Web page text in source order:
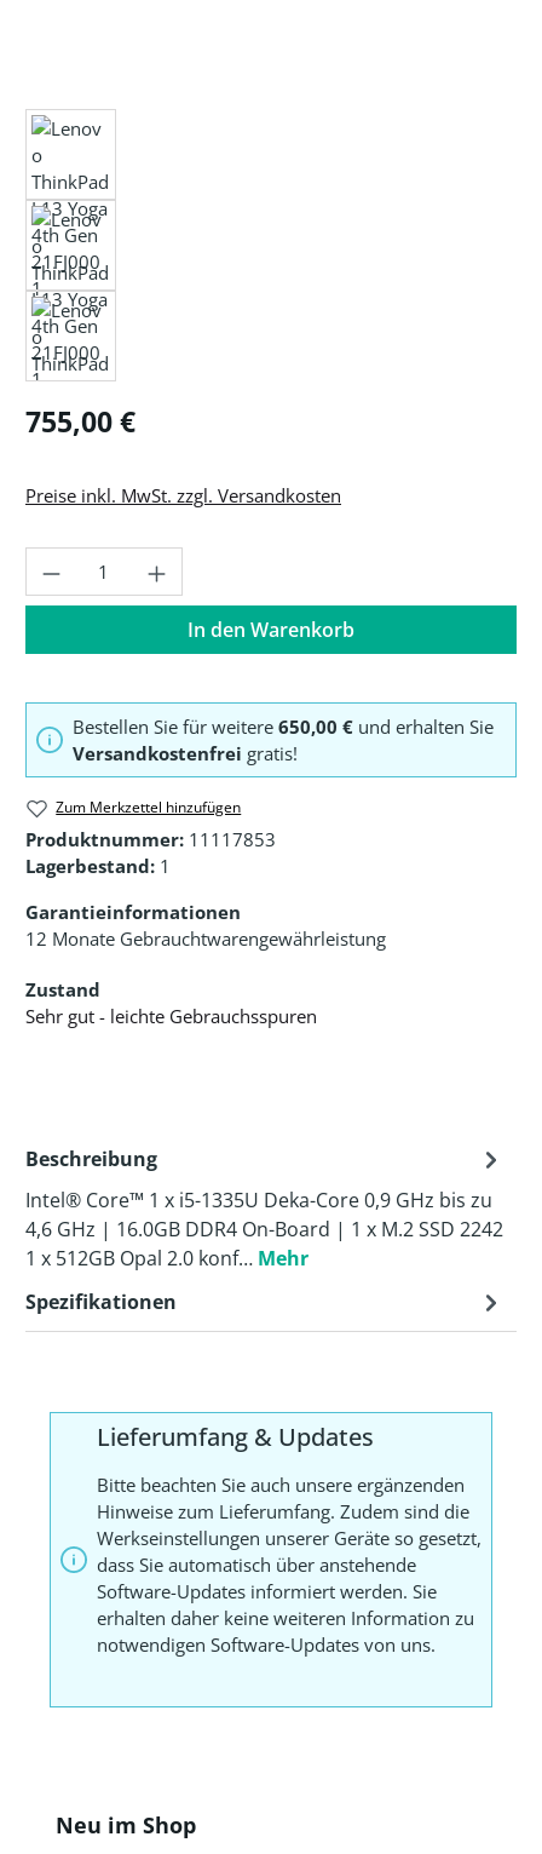
Regulärer Preis:
755,00 €
Preise inkl. MwSt. zzgl. Versandkosten
Produkt Anzahl: Gib den gewünschten
In den Warenkorb
Bestellen Sie für weitere 650,00 € und erhalten Sie
Versandkostenfrei gratis!
Zum Merkzettel hinzufügen
Produktnummer: 11117853
Lagerbestand: 1
Garantieinformationen
12 Monate Gebrauchtwarengewährleistung
Zustand
Sehr gut - leichte Gebrauchsspuren
Beschreibung
Intel® Core™ 1 x i5-1335U Deka-Core 0,9 GHz bis zu
4,6 GHz | 16.0GB DDR4 On-Board | 1 x M.2 SSD 2242
1 x 512GB Opal 2.0 konf… Mehr
Spezifikationen
Lieferumfang & Updates
Bitte beachten Sie auch unsere ergänzenden
Hinweise zum Lieferumfang. Zudem sind die
Werkseinstellungen unserer Geräte so gesetzt,
dass Sie automatisch über anstehende
Software-Updates informiert werden. Sie
erhalten daher keine weiteren Information zu
notwendigen Software-Updates von uns.
Produktgalerie überspringen
Neu im Shop